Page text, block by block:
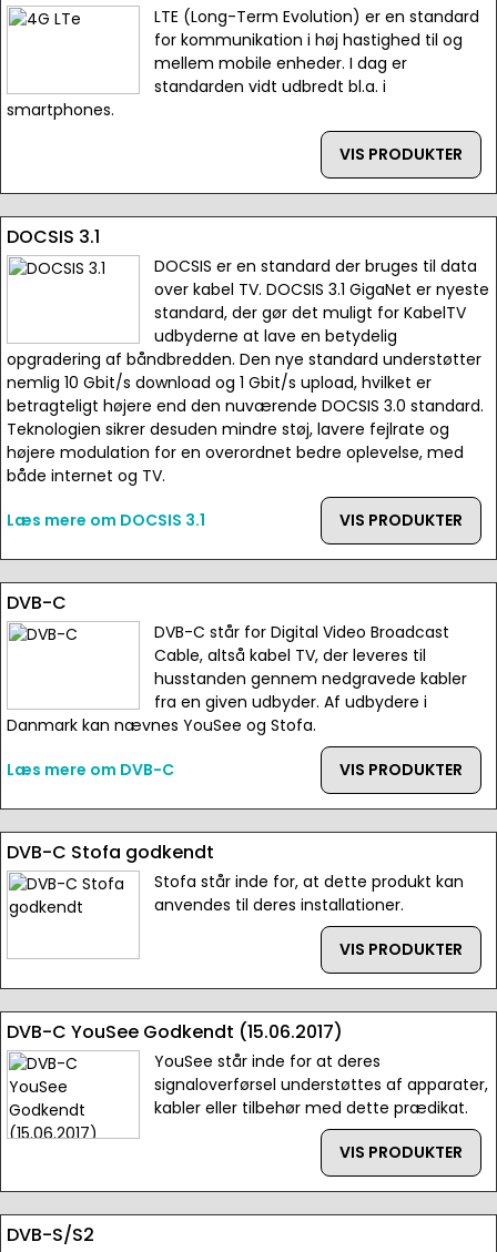
LTE (Long-Term Evolution) er en standard
for kommunikation i høj hastighed til og
mellem mobile enheder. I dag er
standarden vidt udbredt bl.a. i
smartphones.
VIS PRODUKTER
DOCSIS 3.1
DOCSIS er en standard der bruges til data
over kabel TV. DOCSIS 3.1 GigaNet er nyeste
standard, der gør det muligt for KabelTV
udbyderne at lave en betydelig
opgradering af båndbredden. Den nye standard understøtter
nemlig 10 Gbit/s download og 1 Gbit/s upload, hvilket er
betragteligt højere end den nuværende DOCSIS 3.0 standard.
Teknologien sikrer desuden mindre støj, lavere fejlrate og
højere modulation for en overordnet bedre oplevelse, med
både internet og TV.
Læs mere om DOCSIS 3.1
VIS PRODUKTER
DVB-C
DVB-C står for Digital Video Broadcast
Cable, altså kabel TV, der leveres til
husstanden gennem nedgravede kabler
fra en given udbyder. Af udbydere i
Danmark kan nævnes YouSee og Stofa.
Læs mere om DVB-C
VIS PRODUKTER
DVB-C Stofa godkendt
Stofa står inde for, at dette produkt kan
anvendes til deres installationer.
VIS PRODUKTER
DVB-C YouSee Godkendt (15.06.2017)
YouSee står inde for at deres
signaloverførsel understøttes af apparater,
kabler eller tilbehør med dette prædikat.
VIS PRODUKTER
DVB-S/S2